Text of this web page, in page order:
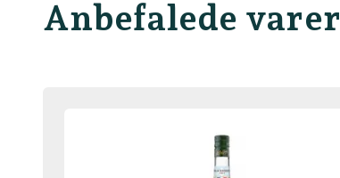
Anbefalede varer